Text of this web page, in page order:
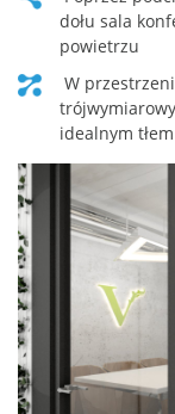
dołu sala
powietrzu
w przestrzeni poczekalni ścianę wykończono
idealnym